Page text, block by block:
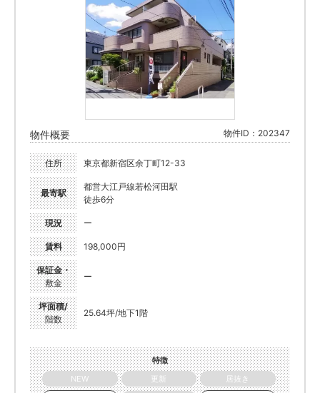
物件概要 物件ID：202347
住所 東京都新宿区余丁町12-33
最寄駅
都営大江戸線若松河田駅
徒歩6分
現況 ー
賃料 198,000円
保証金・
敷金
ー
坪面積/
階数
25.64坪/地下1階
特徴
NEW
更新
居抜き